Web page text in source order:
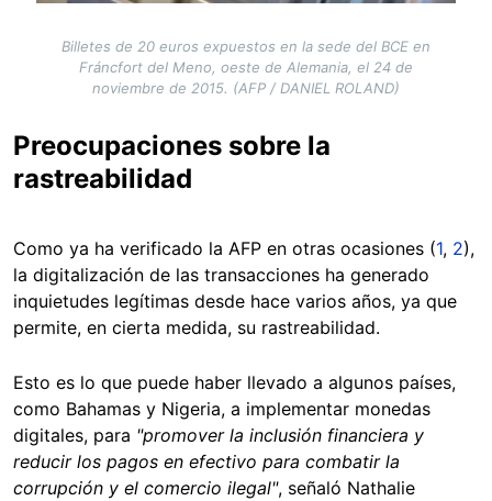
Billetes de 20 euros expuestos en la sede del BCE en
Fráncfort del Meno, oeste de Alemania, el 24 de
noviembre de 2015. (AFP / DANIEL ROLAND)
Preocupaciones sobre la
rastreabilidad
Como ya ha verificado la AFP en otras ocasiones (1, 2),
la digitalización de las transacciones ha generado
inquietudes legítimas desde hace varios años, ya que
permite, en cierta medida, su rastreabilidad.
Esto es lo que puede haber llevado a algunos países,
como Bahamas y Nigeria, a implementar monedas
digitales, para "promover la inclusión financiera y
reducir los pagos en efectivo para combatir la
corrupción y el comercio ilegal", señaló Nathalie